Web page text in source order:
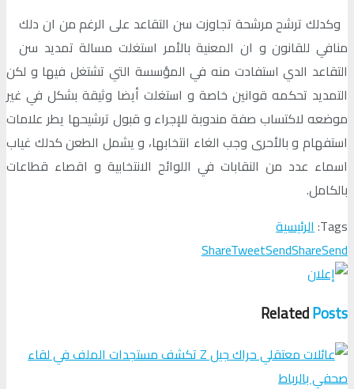
وكدلك ترشح مرشحة تجاوزت سن التقاعد على الرغم من ان دلك
منافي للقانون و ان المعنية بالأمر استغلت مسالة تمديد سن
التقاعد الدي استفادت منه في المؤسسة التي تشتغل فيها و لكن
التمديد تحكمه قوانين خاصة و استغلت أيضا وثيقة بشكل في غير
موضعه لاكتساب صفة مندوبة للإجراء و قبول ترشيحها يطر علامات
استفهام و بالأحرى وجب الغاء انتخابها، و يشمل الطعن كدلك غياب
اسماء عدد من النقابات في اللوائح الانتخابية و اقصاء قطاعات
بالكامل.
Tags: الرئيسية
ShareTweetSendShareSend
RelatedPosts